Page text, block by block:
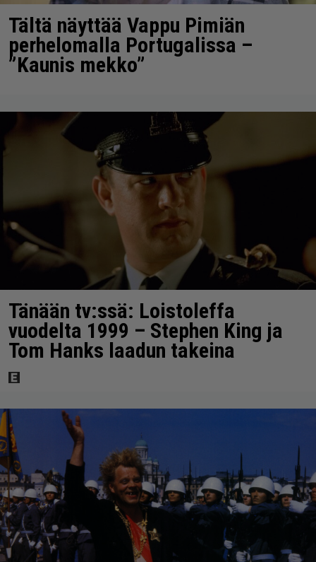
Tältä näyttää Vappu Pimiän
perhelomalla Portugalissa –
”Kaunis mekko”
Tänään tv:ssä: Loistoleffa
vuodelta 1999 – Stephen King ja
Tom Hanks laadun takeina